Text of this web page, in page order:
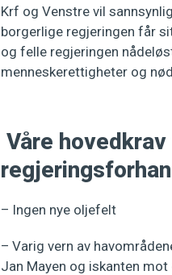
Krf og Venstre vil
borgerlige regjeringen får
og felle regjeringen
menneskerettigheter og
Våre
– Ingen nye oljefelt
– Varig vern av
Jan Mayen og iskanten mot